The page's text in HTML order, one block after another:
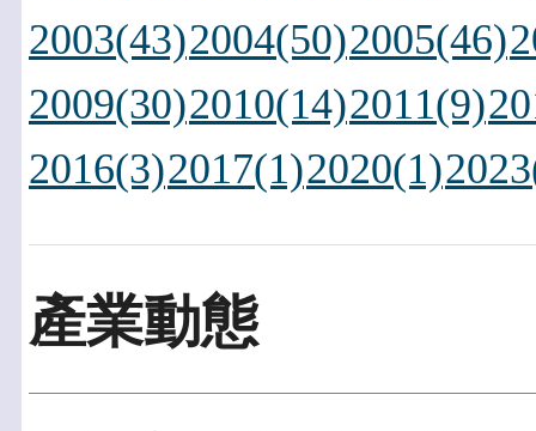
2003(43)2004(50)2005(46)
2009(30)2010(14)2011(9)
2016(3)2017(1)2020(1)
產業動態